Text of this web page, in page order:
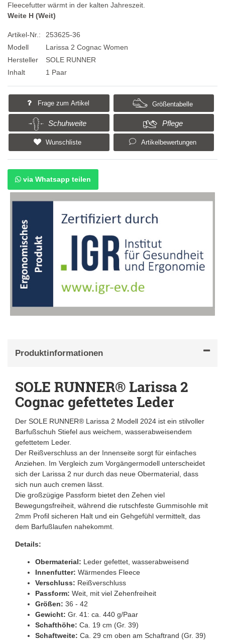
Fleecefutter wärmt in der kalten Jahreszeit.
Weite H (Weit)
Artikel-Nr.:
253625-36
Modell
Larissa 2 Cognac Women
Hersteller
SOLE RUNNER
Inhalt
1 Paar
Frage zum Artikel Größentabelle
Schuhweite Pflege
Wunschliste Artikelbewertungen
via Whatsapp teilen
Produktinformationen
SOLE RUNNER® Larissa 2
Cognac gefettetes Leder
Der SOLE RUNNER® Larissa 2 Modell 2024 ist ein stilvoller
Barfußschuh Stiefel aus weichem, wasserabweisendem
gefettetem Leder.
Der Reißverschluss an der Innenseite sorgt für einfaches
Anziehen. Im Vergleich zum Vorgängermodell unterscheidet
sich der Larissa 2 nur durch das neue Obermaterial, dass
sich nun auch cremen lässt.
Die großzügige Passform bietet den Zehen viel
Bewegungsfreiheit, während die rutschfeste Gummisohle mit
2mm Profil sicheren Halt und ein Gehgefühl vermittelt, das
dem Barfußlaufen nahekommt.
Details:
Obermaterial: Leder gefettet, wasserabweisend
Innenfutter: Wärmendes Fleece
Verschluss: Reißverschluss
Passform: Weit, mit viel Zehenfreiheit
Größen: 36 - 42
Gewicht: Gr. 41: ca. 440 g/Paar
Schafthöhe: Ca. 19 cm (Gr. 39)
Schaftweite: Ca. 29 cm oben am Schaftrand (Gr. 39)